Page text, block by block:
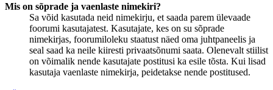
Mis on sõprade ja vaenlaste nimekiri?
Sa võid kasutada neid nimekirju, et saada parem ülevaade
foorumi kasutajatest. Kasutajate, kes on su sõprade
nimekirjas, foorumiloleku staatust näed oma juhtpaneelis ja
seal saad ka neile kiiresti privaatsõnumi saata. Olenevalt stiilist
on võimalik nende kasutajate postitusi ka esile tõsta. Kui lisad
kasutaja vaenlaste nimekirja, peidetakse nende postitused.